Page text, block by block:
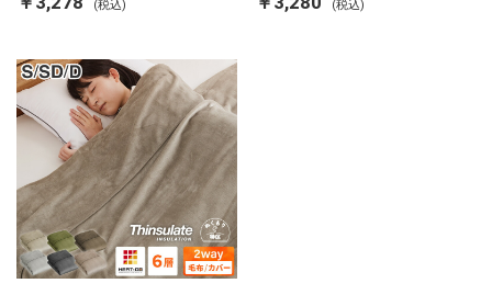
エコ電気あんか EWT-2143 スリ
(税込)
菌防臭 洗える 防ダニ 軽量 ホコ
(税込)